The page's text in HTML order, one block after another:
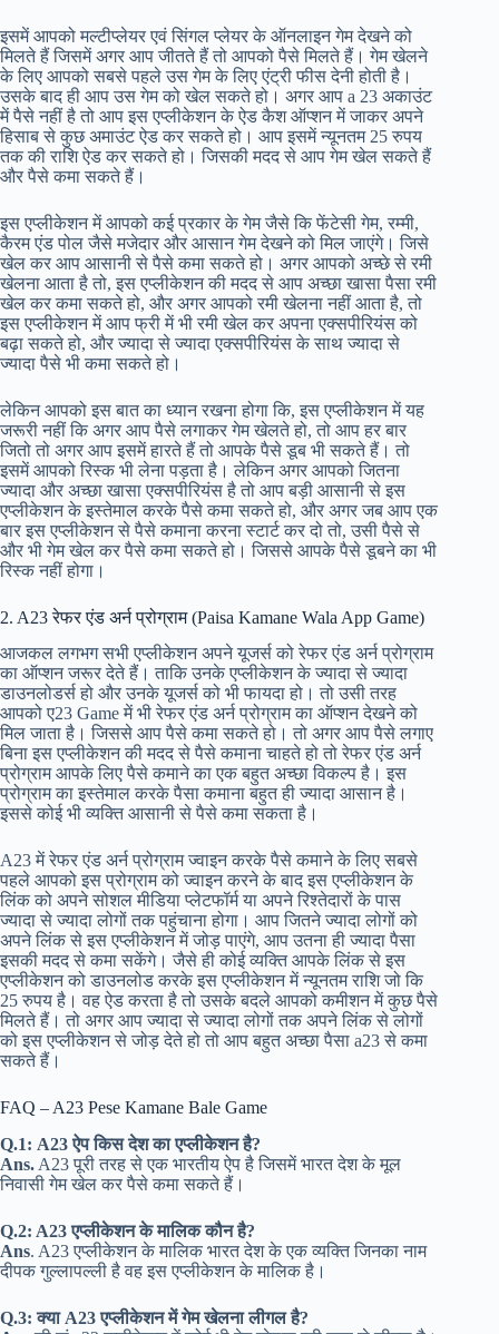
इसमें आपको मल्टीप्लेयर एवं सिंगल प्लेयर के ऑनलाइन गेम देखने को
मिलते हैं जिसमें अगर आप जीतते हैं तो आपको पैसे मिलते हैं। गेम खेलने
के लिए आपको सबसे पहले उस गेम के लिए एंट्री फीस देनी होती है।
उसके बाद ही आप उस गेम को खेल सकते हो। अगर आप a 23 अकाउंट
में पैसे नहीं है तो आप इस एप्लीकेशन के ऐड कैश ऑप्शन में जाकर अपने
हिसाब से कुछ अमाउंट ऐड कर सकते हो। आप इसमें न्यूनतम 25 रुपय
तक की राशि ऐड कर सकते हो। जिसकी मदद से आप गेम खेल सकते हैं
और पैसे कमा सकते हैं।
इस एप्लीकेशन में आपको कई प्रकार के गेम जैसे कि फेंटेसी गेम, रम्मी,
कैरम एंड पोल जैसे मजेदार और आसान गेम देखने को मिल जाएंगे। जिसे
खेल कर आप आसानी से पैसे कमा सकते हो। अगर आपको अच्छे से रमी
खेलना आता है तो, इस एप्लीकेशन की मदद से आप अच्छा खासा पैसा रमी
खेल कर कमा सकते हो, और अगर आपको रमी खेलना नहीं आता है, तो
इस एप्लीकेशन में आप फ्री में भी रमी खेल कर अपना एक्सपीरियंस को
बढ़ा सकते हो, और ज्यादा से ज्यादा एक्सपीरियंस के साथ ज्यादा से
ज्यादा पैसे भी कमा सकते हो।
लेकिन आपको इस बात का ध्यान रखना होगा कि, इस एप्लीकेशन में यह
जरूरी नहीं कि अगर आप पैसे लगाकर गेम खेलते हो, तो आप हर बार
जितो तो अगर आप इसमें हारते हैं तो आपके पैसे डूब भी सकते हैं। तो
इसमें आपको रिस्क भी लेना पड़ता है। लेकिन अगर आपको जितना
ज्यादा और अच्छा खासा एक्सपीरियंस है तो आप बड़ी आसानी से इस
एप्लीकेशन के इस्तेमाल करके पैसे कमा सकते हो, और अगर जब आप एक
बार इस एप्लीकेशन से पैसे कमाना करना स्टार्ट कर दो तो, उसी पैसे से
और भी गेम खेल कर पैसे कमा सकते हो। जिससे आपके पैसे डूबने का भी
रिस्क नहीं होगा।
2. A23 रेफर एंड अर्न प्रोग्राम (Paisa Kamane Wala App Game)
आजकल लगभग सभी एप्लीकेशन अपने यूजर्स को रेफर एंड अर्न प्रोग्राम
का ऑप्शन जरूर देते हैं। ताकि उनके एप्लीकेशन के ज्यादा से ज्यादा
डाउनलोडर्स हो और उनके यूजर्स को भी फायदा हो। तो उसी तरह
आपको ए23 Game में भी रेफर एंड अर्न प्रोग्राम का ऑप्शन देखने को
मिल जाता है। जिससे आप पैसे कमा सकते हो। तो अगर आप पैसे लगाए
बिना इस एप्लीकेशन की मदद से पैसे कमाना चाहते हो तो रेफर एंड अर्न
प्रोग्राम आपके लिए पैसे कमाने का एक बहुत अच्छा विकल्प है। इस
प्रोग्राम का इस्तेमाल करके पैसा कमाना बहुत ही ज्यादा आसान है।
इससे कोई भी व्यक्ति आसानी से पैसे कमा सकता है।
A23 में रेफर एंड अर्न प्रोग्राम ज्वाइन करके पैसे कमाने के लिए सबसे
पहले आपको इस प्रोग्राम को ज्वाइन करने के बाद इस एप्लीकेशन के
लिंक को अपने सोशल मीडिया प्लेटफॉर्म या अपने रिश्तेदारों के पास
ज्यादा से ज्यादा लोगों तक पहुंचाना होगा। आप जितने ज्यादा लोगों को
अपने लिंक से इस एप्लीकेशन में जोड़ पाएंगे, आप उतना ही ज्यादा पैसा
इसकी मदद से कमा सकेंगे। जैसे ही कोई व्यक्ति आपके लिंक से इस
एप्लीकेशन को डाउनलोड करके इस एप्लीकेशन में न्यूनतम राशि जो कि
25 रुपय है। वह ऐड करता है तो उसके बदले आपको कमीशन में कुछ पैसे
मिलते हैं। तो अगर आप ज्यादा से ज्यादा लोगों तक अपने लिंक से लोगों
को इस एप्लीकेशन से जोड़ देते हो तो आप बहुत अच्छा पैसा a23 से कमा
सकते हैं।
FAQ – A23 Pese Kamane Bale Game
Q.1: A23 ऐप किस देश का एप्लीकेशन है?
Ans. A23 पूरी तरह से एक भारतीय ऐप है जिसमें भारत देश के मूल
निवासी गेम खेल कर पैसे कमा सकते हैं।
Q.2: A23 एप्लीकेशन के मालिक कौन है?
Ans. A23 एप्लीकेशन के मालिक भारत देश के एक व्यक्ति जिनका नाम
दीपक गुल्लापल्ली है वह इस एप्लीकेशन के मालिक है।
Q.3: क्या A23 एप्लीकेशन में गेम खेलना लीगल है?